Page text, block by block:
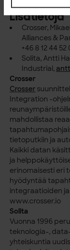
Lisätietoja
Crosser,
Alliances &
+46 8 12 44 52
Solita, Antti
Industrial,
Crosser
Crosser
Integration -
mahdollistaa
tietoputkiin ja
Kaikki datan
ja
erinomaisesti eri
hyödyntää
integraatioiden
www.crosser.io
Solita
Vuonna 1996
teknologia-,
yhteiskuntia